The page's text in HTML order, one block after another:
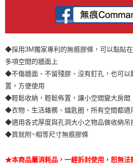
◆採用3M獨家專利的無痕膠條，可以黏貼
多項空間的牆面上
◆不傷牆面、不留殘膠、沒有釘孔，也可以
置，方便使用
◆輕鬆收納，輕鬆佈置，讓小空間變大房間
◆衣物、生活雜務、鑰匙圈，所有空間都適
◆適用各式厚度與孔洞大小之物品做收納吊
◆買就附~相等尺寸無痕膠條
★本商品屬消耗品，一經拆封使用，恕無